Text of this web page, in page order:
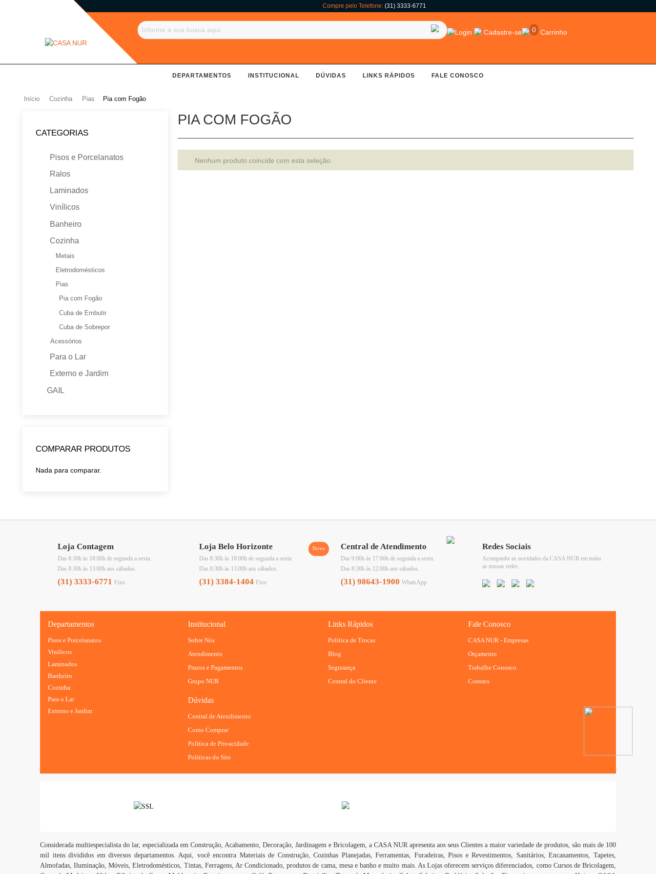
Compre pelo Telefone: (31) 3333-6771
Login Cadastre-se 0 Carrinho
DEPARTAMENTOS INSTITUCIONAL DÚVIDAS LINKS RÁPIDOS FALE CONOSCO
Início Cozinha Pias Pia com Fogão
PIA COM FOGÃO
Nenhum produto coincide com esta seleção.
CATEGORIAS
Pisos e Porcelanatos
Ralos
Laminados
Vinílicos
Banheiro
Cozinha
Metais
Eletrodomésticos
Pias
Pia com Fogão
Cuba de Embutir
Cuba de Sobrepor
Acessórios
Para o Lar
Externo e Jardim
GAIL
COMPARAR PRODUTOS
Nada para comparar.
Loja Contagem
Das 8:30h às 18:00h de segunda a sexta.
Das 8:30h às 13:00h aos sábados.
(31) 3333-6771 Fixo
Loja Belo Horizonte
Das 8:30h às 18:00h de segunda a sexta.
Das 8:30h às 13:00h aos sábados.
(31) 3384-1404 Fixo
Central de Atendimento
Das 9:00h às 17:00h de segunda a sexta.
Das 8:30h às 12:00h aos sábados.
(31) 98643-1900 WhatsApp
Redes Sociais
Acompanhe as novidades da CASA NUR em todas
as nossas redes.
Departamentos
Pisos e Porcelanatos
Vinílicos
Laminados
Banheiro
Cozinha
Para o Lar
Externo e Jardim
Institucional
Sobre Nós
Atendimento
Prazos e Pagamentos
Grupo NUR
Dúvidas
Central de Atendimento
Como Comprar
Política de Privacidade
Políticas do Site
Links Rápidos
Política de Trocas
Blog
Segurança
Central do Cliente
Fale Conosco
CASA NUR - Empresas
Orçamento
Trabalhe Conosco
Contato
Considerada multiespecialista do lar, especializada em Construção, Acabamento, Decoração, Jardinagem e Bricolagem, a CASA NUR apresenta aos seus Clientes a maior variedade de produtos, são mais de 100
mil itens divididos em diversos departamentos. Aqui, você encontra Materiais de Construção, Cozinhas Planejadas, Ferramentas, Furadeiras, Pisos e Revestimentos, Sanitários, Encanamentos, Tapetes,
Almofadas, Iluminação, Móveis, Eletrodomésticos, Tintas, Ferragens, Ar Condicionado, produtos de cama, mesa e banho e muito mais. As Lojas oferecem serviços diferenciados, como Cursos de Bricolagem,